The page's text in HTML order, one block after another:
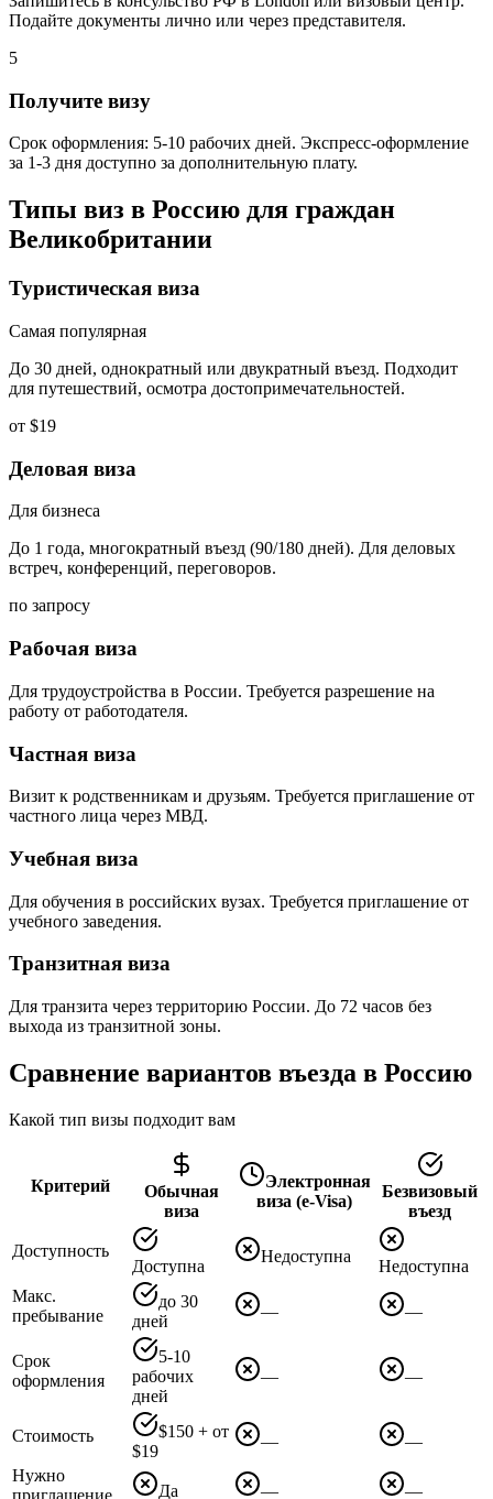
Подайте документы лично или через представителя.
5
Получите визу
Срок оформления: 5-10 рабочих дней. Экспресс-оформление
за 1-3 дня доступно за дополнительную плату.
Типы виз в Россию для граждан
Великобритании
Туристическая виза
Самая популярная
До 30 дней, однократный или двукратный въезд. Подходит
для путешествий, осмотра достопримечательностей.
от $19
Деловая виза
Для бизнеса
До 1 года, многократный въезд (90/180 дней). Для деловых
встреч, конференций, переговоров.
по запросу
Рабочая виза
Для трудоустройства в России. Требуется разрешение на
работу от работодателя.
Частная виза
Визит к родственникам и друзьям. Требуется приглашение от
частного лица через МВД.
Учебная виза
Для обучения в российских вузах. Требуется приглашение от
учебного заведения.
Транзитная виза
Для транзита через территорию России. До 72 часов без
выхода из транзитной зоны.
Сравнение вариантов въезда в Россию
Какой тип визы подходит вам
Критерий
Обычная
виза
Электронная
виза (e-Visa)
Безвизовый
въезд
Доступность
Доступна
Недоступна
Недоступна
Макс.
пребывание
до 30
дней
— —
Срок
оформления
5-10
рабочих
дней
— —
Стоимость
$150 + от
$19
—
—
Нужно
приглашение
Да — —